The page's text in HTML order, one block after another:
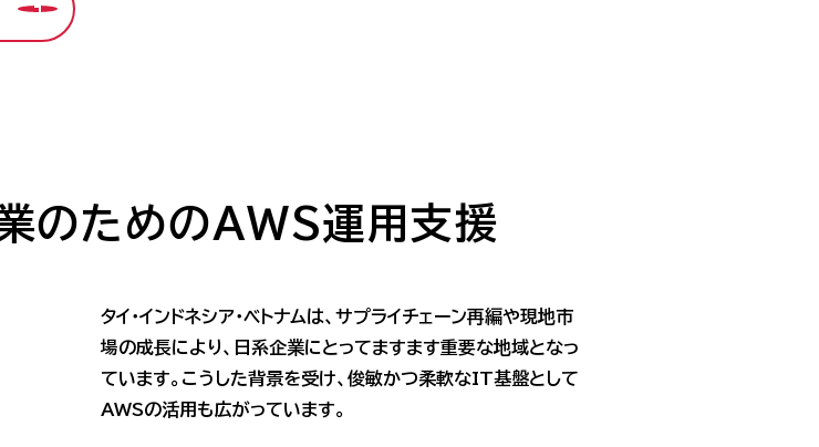
のためのAWS運用支援
タイ・インドネシア・ベトナムは、サプライチェーン再編や現地市
場の成長により、日系企業にとってますます重要な地域となっ
ています。こうした背景を受け、俊敏かつ柔軟なIT基盤として
AWSの活用も広がっています。